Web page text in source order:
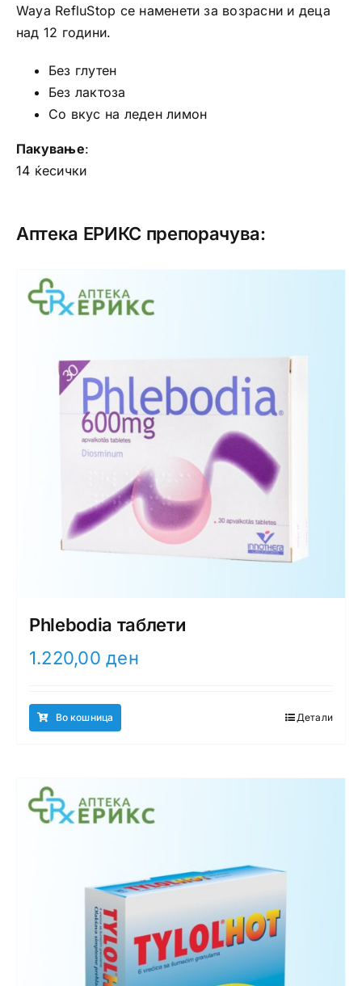
Waya RefluStop се наменети за возрасни и деца
над 12 години.
Без глутен
Без лактоза
Со вкус на леден лимон
Пакување:
14 ќесички
Аптека ЕРИКС препорачува:
Phlebodia таблети
1.220,00ден
Во кошница Детали